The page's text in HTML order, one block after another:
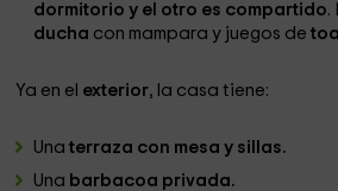
dormitorio y el otro es compartido.
ducha con mampara y juegos de
Ya en el exterior, la casa tiene:
Una terraza con mesa y sillas.
Una barbacoa privada.